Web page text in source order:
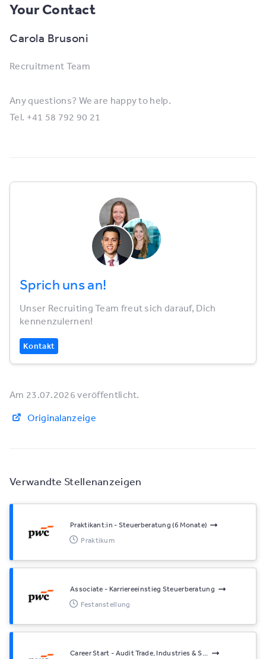
Verwandte Stellenanzeigen
Praktikant:in - Steuerberatung (6 Monate)
Praktikum
Associate - Karriereeinstieg Steuerberatung
Festanstellung
Career Start - Audit Trade, Industries & S...
Your Contact
Carola Brusoni
Recruitment Team
Any questions? We are happy to help.
Tel. +41 58 792 90 21
Sprich uns an!
Unser Recruiting Team freut sich darauf, Dich
kennenzulernen!
Kontakt
Am 23.07.2026 veröffentlicht.
Originalanzeige